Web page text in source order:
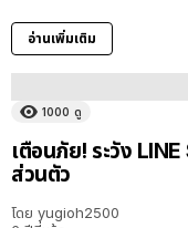
อ่านเพิ่มเติม
1000 ดู
เตือนภัย! ระวัง
ส่วนตัว
โดย yugioh2500